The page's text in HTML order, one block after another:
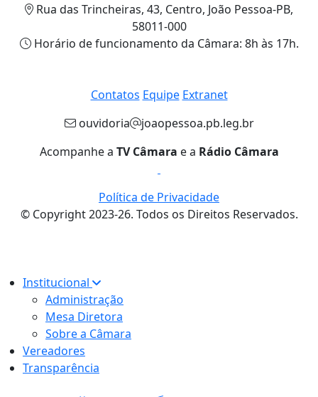
Rua das Trincheiras, 43, Centro, João Pessoa-PB,
58011-000
Horário de funcionamento da Câmara: 8h às 17h.
Contatos Equipe Extranet
ouvidoria
joaopessoa.pb.leg.br
Acompanhe a TV Câmara e a Rádio Câmara
© Copyright 2023-26. Todos os Direitos Reservados.
Política de Privacidade
Institucional
Administração
Mesa Diretora
Sobre a Câmara
Vereadores
Transparência